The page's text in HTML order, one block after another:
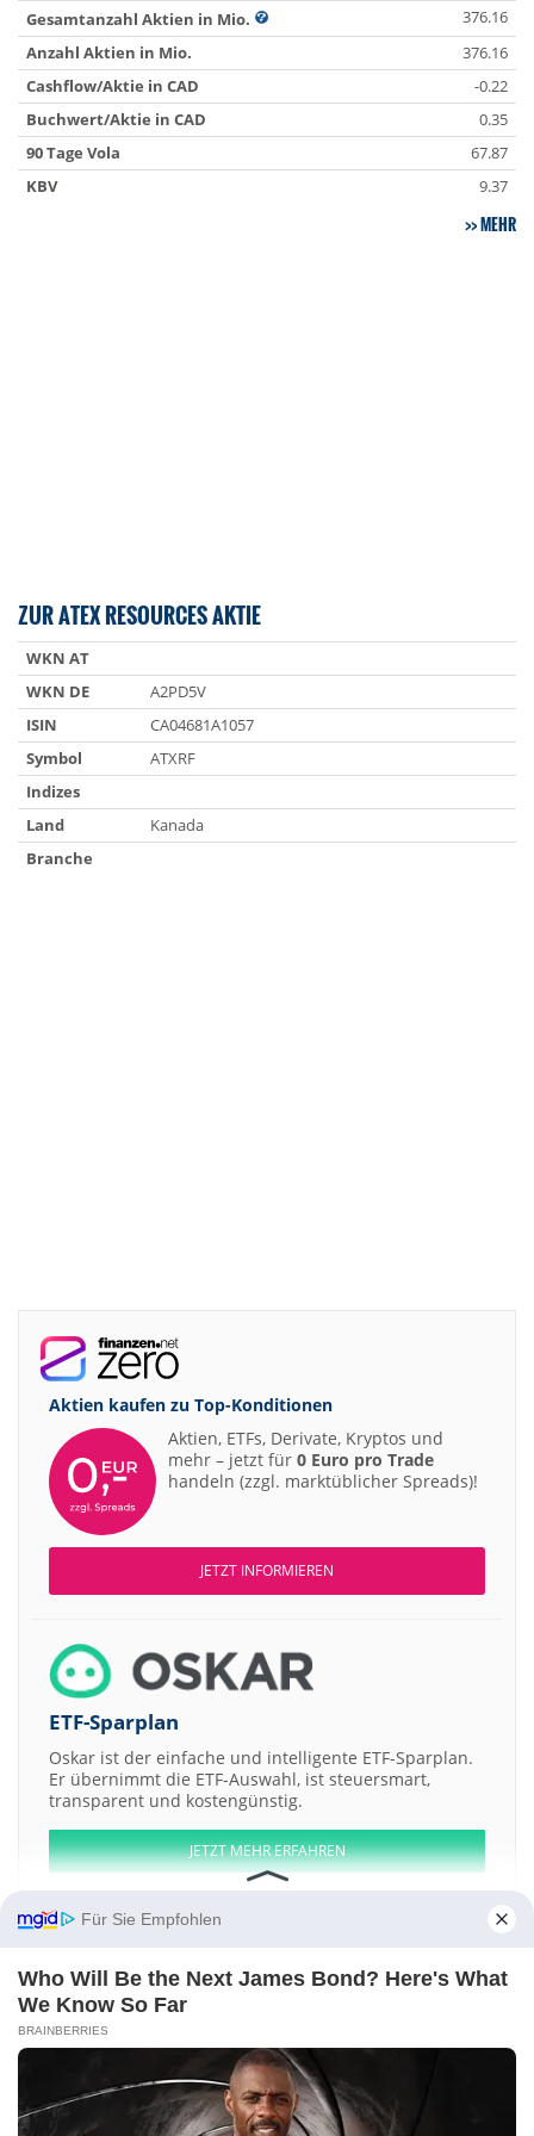
Gesamtanzahl Aktien in Mio.
376.16
Anzahl Aktien in Mio.
376.16
Cashflow/Aktie in CAD
-0.22
Buchwert/Aktie in CAD
0.35
90 Tage Vola
67.87
KBV
9.37
MEHR
ZUR ATEX RESOURCES AKTIE
WKN AT
WKN DE
A2PD5V
ISIN
CA04681A1057
Symbol
ATXRF
Indizes
Land
Kanada
Branche
Aktien kaufen zu Top-Konditionen
Aktien, ETFs, Derivate, Kryptos und
mehr – jetzt für 0 Euro pro Trade
handeln (zzgl. marktüblicher Spreads)!
JETZT INFORMIEREN
ETF-Sparplan
Oskar ist der einfache und intelligente ETF-Sparplan.
Er übernimmt die ETF-Auswahl, ist steuersmart,
transparent und kostengünstig.
JETZT MEHR ERFAHREN
Aktien ATX DAX EuroStoxx 50 Dow Jones NASDAQ 100
Nikkei 225
Weitere Aktien:
InoLife Technologies Cang Bao Tian Xia International Art Trade Center
Locosoco Group Fox Opawica Explorations
Für Sie Empfohlen
Who Will Be the Next James Bond? Here's What
We Know So Far
BRAINBERRIES